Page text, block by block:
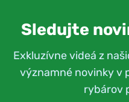
Sledujte
Exkluzívne videá z
významné novinky v
rybárov